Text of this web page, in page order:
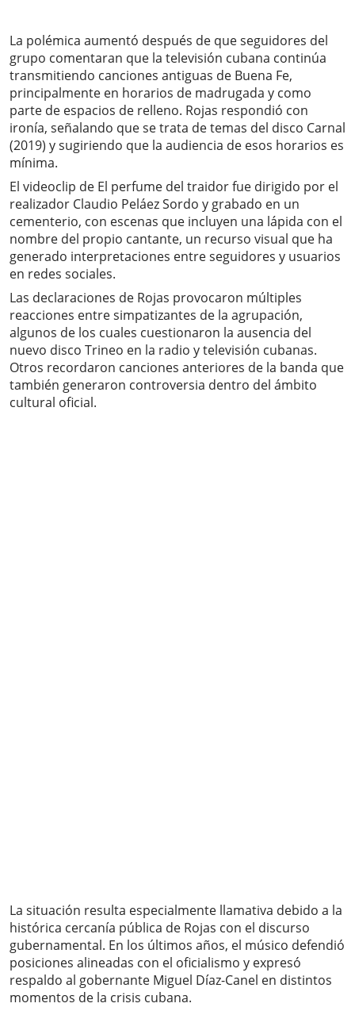
La polémica aumentó después de que seguidores del
grupo comentaran que la televisión cubana continúa
transmitiendo canciones antiguas de Buena Fe,
principalmente en horarios de madrugada y como
parte de espacios de relleno. Rojas respondió con
ironía, señalando que se trata de temas del disco Carnal
(2019) y sugiriendo que la audiencia de esos horarios es
mínima.
El videoclip de El perfume del traidor fue dirigido por el
realizador Claudio Peláez Sordo y grabado en un
cementerio, con escenas que incluyen una lápida con el
nombre del propio cantante, un recurso visual que ha
generado interpretaciones entre seguidores y usuarios
en redes sociales.
Las declaraciones de Rojas provocaron múltiples
reacciones entre simpatizantes de la agrupación,
algunos de los cuales cuestionaron la ausencia del
nuevo disco Trineo en la radio y televisión cubanas.
Otros recordaron canciones anteriores de la banda que
también generaron controversia dentro del ámbito
cultural oficial.
La situación resulta especialmente llamativa debido a la
histórica cercanía pública de Rojas con el discurso
gubernamental. En los últimos años, el músico defendió
posiciones alineadas con el oficialismo y expresó
respaldo al gobernante Miguel Díaz-Canel en distintos
momentos de la crisis cubana.